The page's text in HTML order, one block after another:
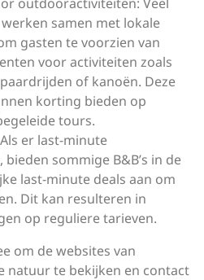
werken samen met lokale
gasten te voorzien van
voor activiteiten zoals
of kanoën. Deze
korting bieden op
tours.
er last-minute
sommige B&B’s in de
last-minute deals aan om
Dit kan resulteren in
op reguliere tarieven.
om de websites van
natuur te bekijken en contact